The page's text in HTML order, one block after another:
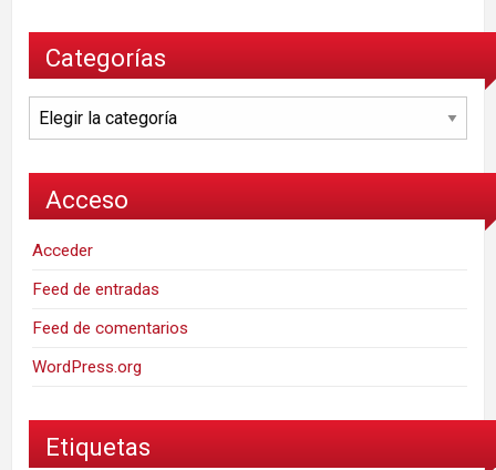
Categorías
Categorías
Acceso
Acceder
Feed de entradas
Feed de comentarios
WordPress.org
Etiquetas